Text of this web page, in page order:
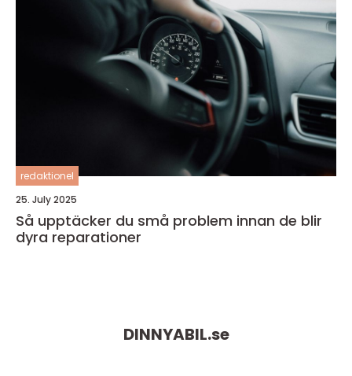
redaktionel
25. July 2025
Så upptäcker du små problem innan de blir
dyra reparationer
DINNYABIL.se